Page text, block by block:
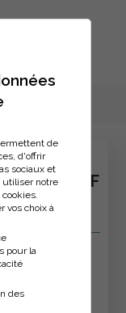
de
d'offrir
sociaux et
utiliser notre
vos choix à
pour la
des
DU BRIEF